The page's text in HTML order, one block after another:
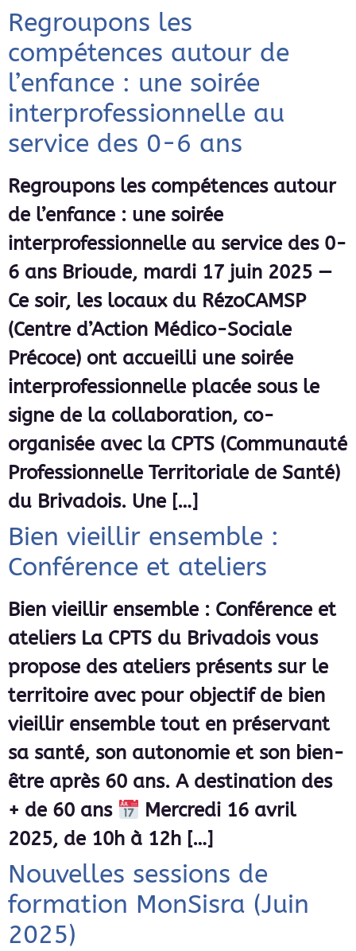
Regroupons les
compétences autour de
l’enfance : une soirée
interprofessionnelle au
service des 0-6 ans
Regroupons les compétences autour
de l’enfance : une soirée
interprofessionnelle au service des 0-
6 ans Brioude, mardi 17 juin 2025 —
Ce soir, les locaux du RézoCAMSP
(Centre d’Action Médico-Sociale
Précoce) ont accueilli une soirée
interprofessionnelle placée sous le
signe de la collaboration, co-
organisée avec la CPTS (Communauté
Professionnelle Territoriale de Santé)
du Brivadois. Une […]
Bien vieillir ensemble :
Conférence et ateliers
Bien vieillir ensemble : Conférence et
ateliers La CPTS du Brivadois vous
propose des ateliers présents sur le
territoire avec pour objectif de bien
vieillir ensemble tout en préservant
sa santé, son autonomie et son bien-
être après 60 ans. A destination des
+ de 60 ans
Mercredi 16 avril
2025, de 10h à 12h […]
Nouvelles sessions de
formation MonSisra (Juin
2025)